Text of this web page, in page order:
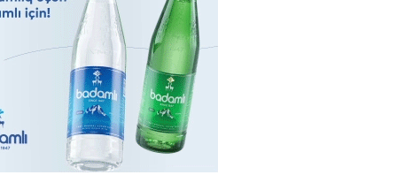
Xəzər Fərhadov ilə bağlı
75
Media və Yayım Şurası